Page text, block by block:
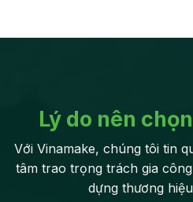
Lý do nên chọn
Với Vinamake, chúng tôi tin
tâm trao trọng trách gia
dựng thương